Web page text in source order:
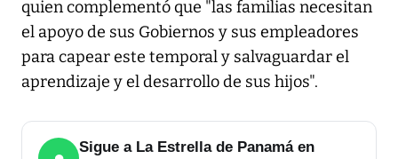
quien complementó que "las familias necesitan
el apoyo de sus Gobiernos y sus empleadores
para capear este temporal y salvaguardar el
aprendizaje y el desarrollo de sus hijos".
Sigue a La Estrella de Panamá en